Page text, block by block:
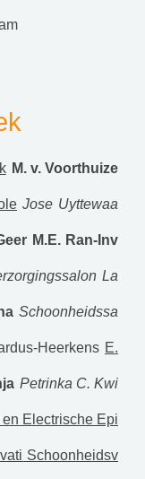
M. v. Voorthuize
Jose Uyttewaa
M.E. Ran-Inv
La
Schoonheidssa
Heerkens E.
Petrinka C. Kwi
Electrische Epi
Schoonheidsv